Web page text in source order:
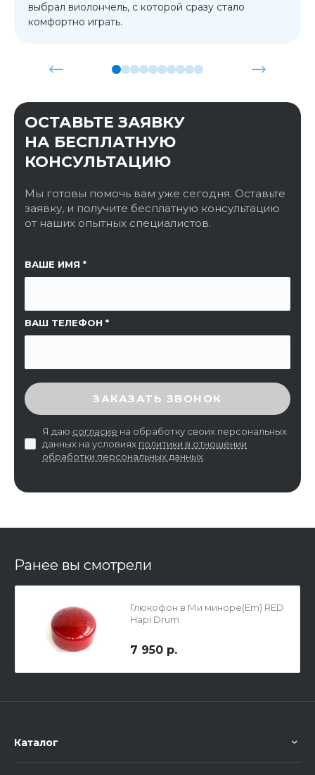
выбрал виолончель, с которой сразу стало
комфортно играть.
ОСТАВЬТЕ ЗАЯВКУ
НА БЕСПЛАТНУЮ
КОНСУЛЬТАЦИЮ
Мы готовы помочь вам уже сегодня. Оставьте
заявку, и получите бесплатную консультацию
от наших опытных специалистов.
ВАШЕ ИМЯ
ВАШ ТЕЛЕФОН
ССЫЛКА НА СТРАНИЦУ
ВВЕДИТЕ ПРОВЕРОЧНЫЙ КОД
ЗАКАЗАТЬ ЗВОНОК
Я даю согласие на обработку своих персональных
данных на условиях политики в отношении
обработки персональных данных.
Ранее вы смотрели
Глюкофон в Ми миноре(Em) RED
Hapi Drum
7 950 р.
Каталог